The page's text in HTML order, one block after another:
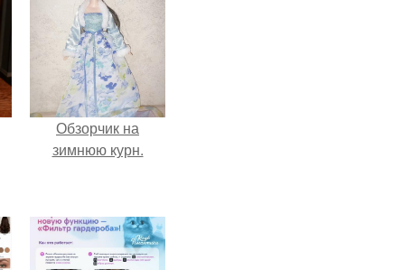
Обзорчик на
зимнюю курн.